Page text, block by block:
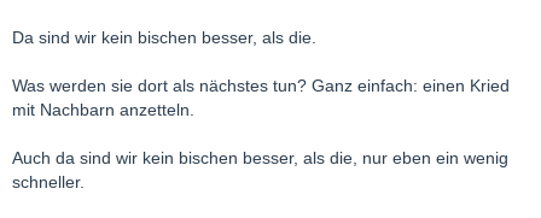
Da sind wir kein bischen besser, als die.
Was werden sie dort als nächstes tun? Ganz einfach: einen Kried
mit Nachbarn anzetteln.
Auch da sind wir kein bischen besser, als die, nur eben ein wenig
schneller.